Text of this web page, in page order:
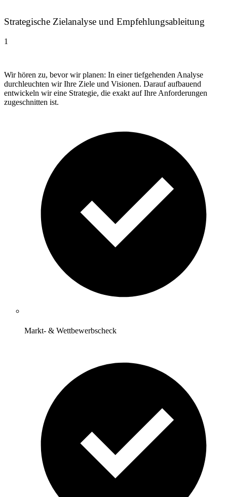
Strategische Zielanalyse und Empfehlungsableitung
1
Wir hören zu, bevor wir planen: In einer tiefgehenden Analyse
durchleuchten wir Ihre Ziele und Visionen. Darauf aufbauend
entwickeln wir eine Strategie, die exakt auf Ihre Anforderungen
zugeschnitten ist.
Markt- & Wettbewerbscheck